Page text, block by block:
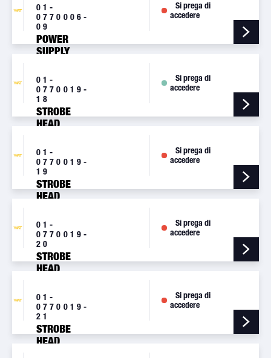
01-
0770006-
09
POWER
SUPPLY
Si prega di
accedere
01-
0770019-
18
STROBE
HEAD
RED
[A470AR]
Si prega di
accedere
01-
0770019-
19
STROBE
HEAD
WHITE
[A470AW]
Si prega di
accedere
01-
0770019-
20
STROBE
HEAD
RED/WHITE
[A470AS]
Si prega di
accedere
01-
0770019-
21
STROBE
HEAD
Si prega di
accedere